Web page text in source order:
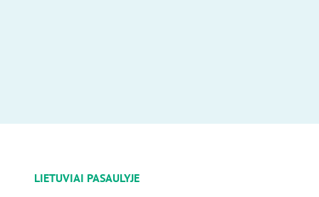
LIETUVIAI PASAULYJE